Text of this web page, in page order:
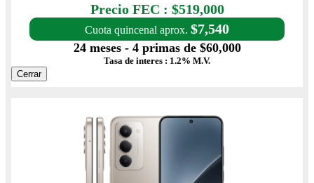
Precio FEC : $519,000
Cuota quincenal aprox. $7,540
24 meses - 4 primas de $60,000
Tasa de interes : 1.2% M.V.
Cerrar